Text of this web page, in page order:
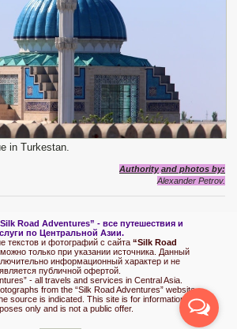
in Turkestan.
Authority and photos by:
Alexander Petrov.
Road Adventures” - все путешествия и
по Центральной Азии.
текстов и фотографий с сайта “Silk Road
только при указании источника. Данный
информационный характер и не
является публичной офертой.
- all travels and services in Central Asia.
from the “Silk Road Adventures” website
source is indicated. This site is for informational
only and is not a public offer.